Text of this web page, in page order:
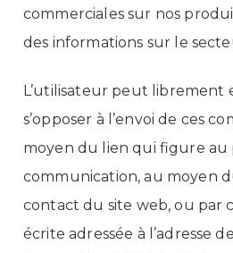
commerciales sur nos
des informations sur le
L’utilisateur peut
s’opposer à l’envoi de ces
moyen du lien qui figure au
communication, au moyen
contact du site web, ou par
écrite adressée à l’adresse